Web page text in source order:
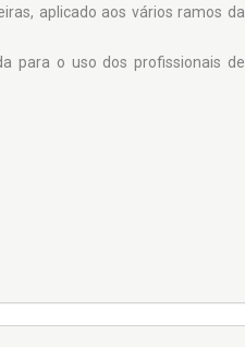
aplicado aos vários ramos da
para o uso dos profissionais de